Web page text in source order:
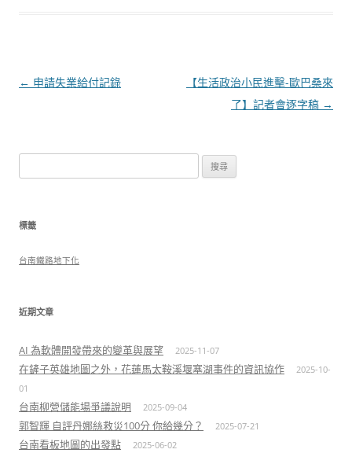
文
← 申請失業給付記錄
【生活政治小民進擊-歐巴桑來
了】記者會逐字稿 →
尋
鍵
標籤
台南鐵路地下化
近期文章
AI 為軟體開發帶來的變革與展望 2025-11-07
在鏟子英雄地圖之外，花蓮馬太鞍溪堰塞湖事件的資訊協作
2025-10-
01
台南柳營儲能場爭議說明 2025-09-04
郭智輝 自評丹娜絲救災100分 你給幾分？ 2025-07-21
台南看板地圖的出發點 2025-06-02